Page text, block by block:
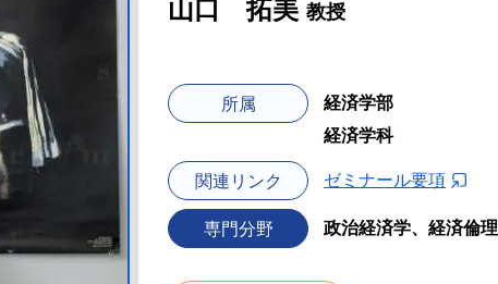
山口 拓美 教授
所属
経済学部
経済学科
関連リンク ゼミナール要項
専門分野 政治経済学、経済倫理